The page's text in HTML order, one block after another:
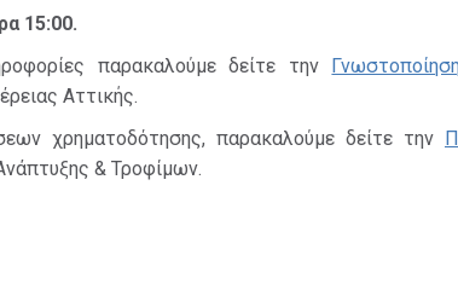
15:00.
παρακαλούμε δείτε την
Αττικής.
χρηματοδότησης, παρακαλούμε δείτε την
& Τροφίμων.